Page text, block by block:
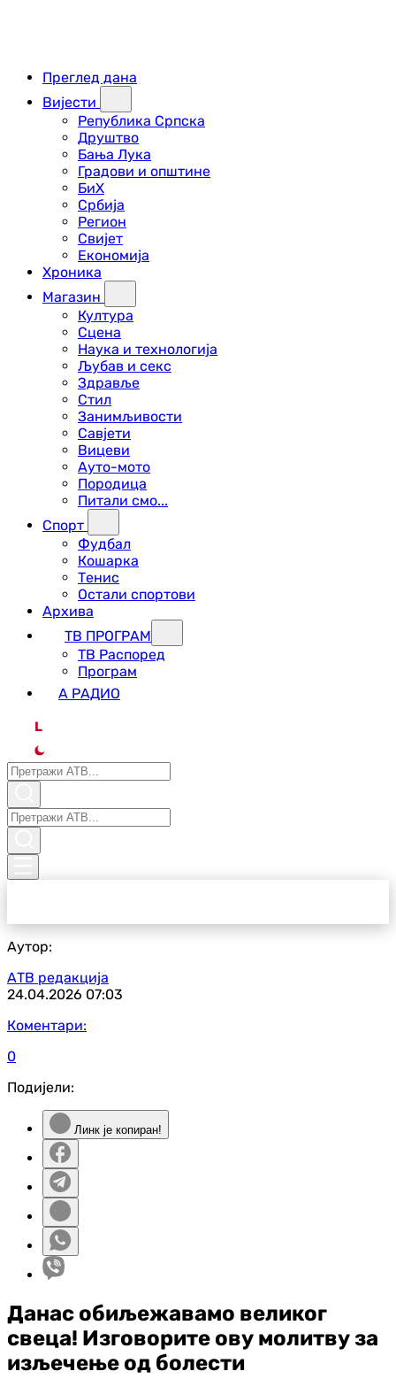
Преглед дана
Вијести
Република Српска
Друштво
Бања Лука
Градови и општине
БиХ
Србија
Регион
Свијет
Економија
Хроника
Магазин
Култура
Сцена
Наука и технологија
Љубав и секс
Здравље
Стил
Занимљивости
Савјети
Вицеви
Ауто-мото
Породица
Питали смо...
Спорт
Фудбал
Кошарка
Тенис
Остали спортови
Архива
ТВ ПРОГРАМ
ТВ Распоред
Програм
А РАДИО
L
Аутор:
АТВ редакција
24.04.2026 07:03
Коментари:
0
Подијели:
Линк је копиран!
Данас обиљежавамо великог
свеца! Изговорите ову молитву за
изљечење од болести